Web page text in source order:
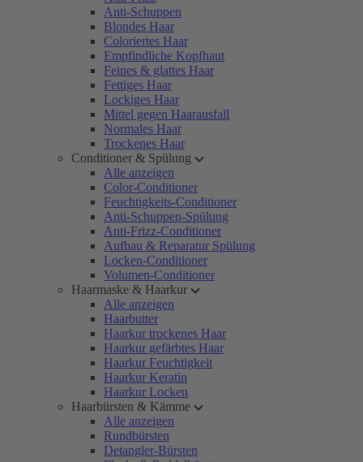
Anti-Schuppen
Blondes Haar
Coloriertes Haar
Empfindliche Kopfhaut
Feines & glattes Haar
Fettiges Haar
Lockiges Haar
Mittel gegen Haarausfall
Normales Haar
Trockenes Haar
Conditioner & Spülung
Alle anzeigen
Color-Conditioner
Feuchtigkeits-Conditioner
Anti-Schuppen-Spülung
Anti-Frizz-Conditioner
Aufbau & Reparatur Spülung
Locken-Conditioner
Volumen-Conditioner
Haarmaske & Haarkur
Alle anzeigen
Haarbutter
Haarkur trockenes Haar
Haarkur gefärbtes Haar
Haarkur Feuchtigkeit
Haarkur Keratin
Haarkur Locken
Haarbürsten & Kämme
Alle anzeigen
Rundbürsten
Detangler-Bürsten